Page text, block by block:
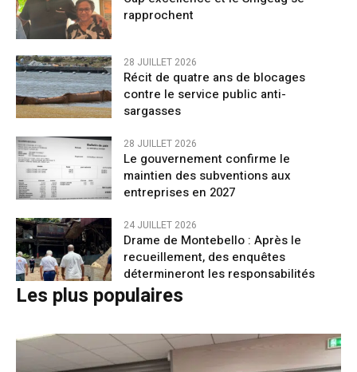
rapprochent
28 JUILLET 2026
Récit de quatre ans de blocages
contre le service public anti-
sargasses
28 JUILLET 2026
Le gouvernement confirme le
maintien des subventions aux
entreprises en 2027
24 JUILLET 2026
Drame de Montebello : Après le
recueillement, des enquêtes
détermineront les responsabilités
Les plus populaires